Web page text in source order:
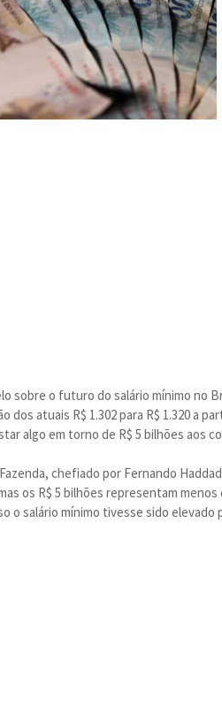
sobre o futuro do salário mínimo no
dos atuais R$ 1.302 para R$ 1.320 a
algo em torno de R$ 5 bilhões aos
chefiado por Fernando
os R$ 5 bilhões representam menos
o salário mínimo tivesse sido elevado